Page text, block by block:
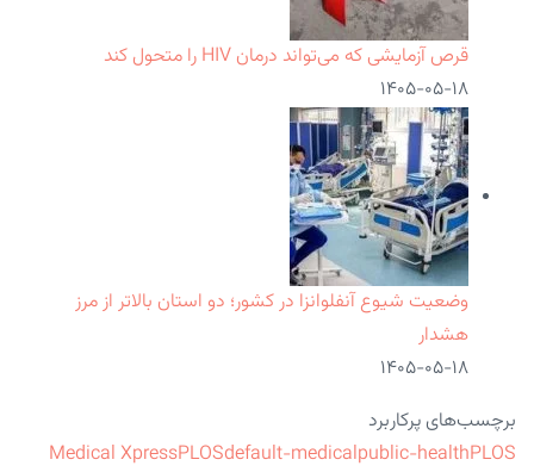
قرص آزمایشی که می‌تواند درمان HIV را متحول کند
۱۴۰۵-۰۵-۱۸
وضعیت شیوع آنفلوانزا در کشور؛ دو استان بالاتر از مرز
هشدار
۱۴۰۵-۰۵-۱۸
برچسب‌های پرکاربرد
Medical XpressPLOSdefault-medicalpublic-healthPLOS